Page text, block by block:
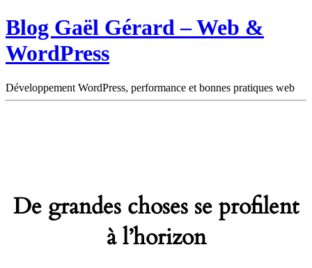
Blog Gaël Gérard – Web &
WordPress
Développement WordPress, performance et bonnes pratiques web
De grandes choses se profilent
à l’horizon